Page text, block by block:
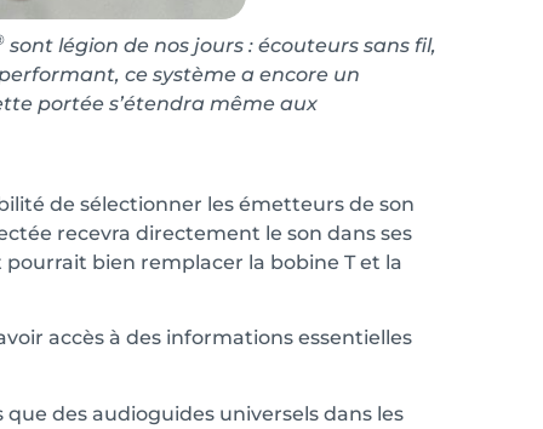
sont légion de nos jours : écouteurs sans fil,
ce système a encore un
portée s’étendra même aux
de sélectionner les émetteurs de son
recevra directement le son dans ses
pourrait bien remplacer la bobine T et la
accès à des informations essentielles
des audioguides universels dans les